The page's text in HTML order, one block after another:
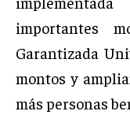
importantes
Garantizada
montos y
más personas